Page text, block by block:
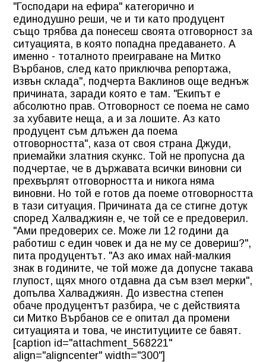
"Господари на ефира" категорично и
единодушно реши, че и ти като продуцент
също трябва да понесеш своята отговорност за
ситуацията, в която попадна предаването. А
именно - тоталното преиграване на Митко
Върбанов, след като приключва репортажа,
извън склада", подчерта Ваклинов още веднъж
причината, заради която е там. "Екипът е
абсолютно прав. Отговорност се поема не само
за хубавите неща, а и за лошите. Аз като
продуцент съм длъжен да поема
отговорността", каза от своя страна Джуди,
приемайки златния скункс. Той не пропусна да
подчертае, че в държавата всички виновни си
прехвърлят отговорността и никога няма
виновни. Но той е готов да поеме отговорността
в тази ситуация. Причината да се стигне дотук
според Халваджиян е, че той се е предоверил.
"Ами предоверих се. Може ли 12 години да
работиш с един човек и да не му се довериш?",
пита продуцентът. "Аз ако имах най-малкия
знак в годините, че той може да допусне такава
глупост, щях много отдавна да съм взел мерки",
допълва Халваджиян. До известна степен
обаче продуцентът разбира, че с действията
си Митко Върбанов се е опитал да промени
ситуацията и това, че институциите се бавят.
[caption id="attachment_568221"
align="aligncenter" width="300"]